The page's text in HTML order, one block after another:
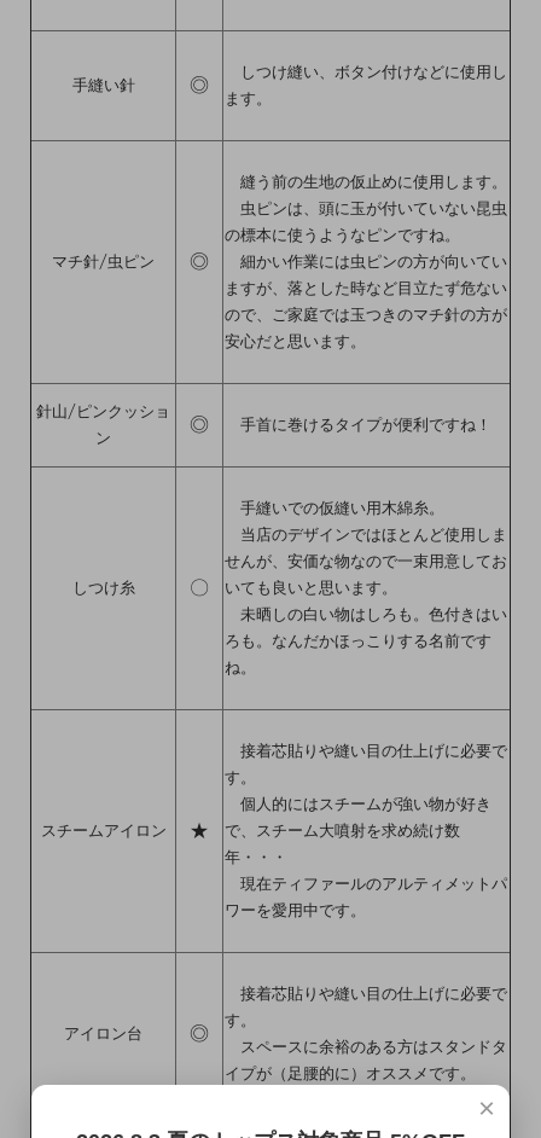
手縫い針 ◎
しつけ縫い、ボタン付けなどに使用し
ます。
マチ針/虫ピン ◎
縫う前の生地の仮止めに使用します。
虫ピンは、頭に玉が付いていない昆虫
の標本に使うようなピンですね。
細かい作業には虫ピンの方が向いてい
ますが、落とした時など目立たず危ない
ので、ご家庭では玉つきのマチ針の方が
安心だと思います。
針山/ピンクッショ
ン
◎ 手首に巻けるタイプが便利ですね！
しつけ糸 〇
手縫いでの仮縫い用木綿糸。
当店のデザインではほとんど使用しま
せんが、安価な物なので一束用意してお
いても良いと思います。
未晒しの白い物はしろも。色付きはい
ろも。なんだかほっこりする名前です
ね。
スチームアイロン ★
接着芯貼りや縫い目の仕上げに必要で
す。
個人的にはスチームが強い物が好き
で、スチーム大噴射を求め続け数
年・・・
現在ティファールのアルティメットパ
ワーを愛用中です。
アイロン台 ◎
接着芯貼りや縫い目の仕上げに必要で
す。
スペースに余裕のある方はスタンドタ
イプが（足腰的に）オススメです。
×